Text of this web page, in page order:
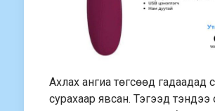
Ахлах ангиа төгсөөд гадаадад
сурахаар явсан. Тэгээд тэндээ